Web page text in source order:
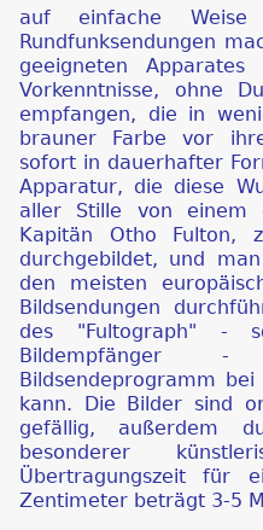
auf einfache
Rundfunksendungen
geeigneten
Vorkenntnisse, ohne
empfangen, die in
brauner Farbe vor
sofort in dauerhafter
Apparatur, die diese
aller Stille von einem
Kapitän Otho Fulton,
durchgebildet, und
den meisten
Bildsendungen
des "Fultograph" -
Bildempfänger -
Bildsendeprogramm
kann. Die Bilder sind
gefällig, außerdem
besonderer
Übertragungszeit für
Zentimeter beträgt 3-5